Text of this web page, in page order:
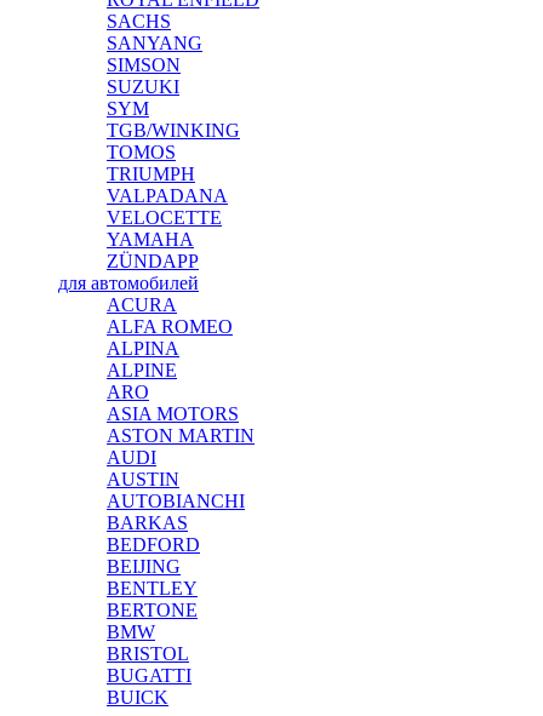
SACHS
SANYANG
SIMSON
SUZUKI
SYM
TGB/WINKING
TOMOS
TRIUMPH
VALPADANA
VELOCETTE
YAMAHA
ZÜNDAPP
для автомобилей
ACURA
ALFA ROMEO
ALPINA
ALPINE
ARO
ASIA MOTORS
ASTON MARTIN
AUDI
AUSTIN
AUTOBIANCHI
BARKAS
BEDFORD
BEIJING
BENTLEY
BERTONE
BMW
BRISTOL
BUGATTI
BUICK